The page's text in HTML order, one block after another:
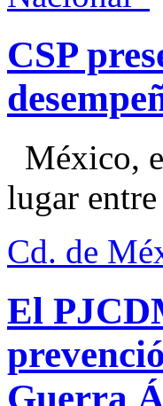
CSP
México,
lugar
Cd. de
El
Guerra